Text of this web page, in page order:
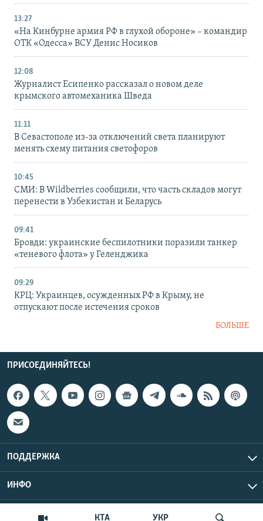
КТА УКР
13:27
«На Кинбурне армия РФ в глухой обороне» – командир
ОТК «Одесса» ВСУ Денис Носиков
12:08
Журналист Есипенко рассказал о новом деле
крымского автомеханика Шведа
11:11
В Севастополе из-за отключений света планируют
менять схему питания светофоров
10:45
СМИ: В Wildberries сообщили, что часть складов могут
перенести в Узбекистан и Беларусь
09:41
Бровди: украинские беспилотники поразили танкер
«теневого флота» у Геленджика
09:29
КРЦ: Украинцев, осужденных РФ в Крыму, не
отпускают после истечения сроков
БОЛЬШЕ
ПРИСОЕДИНЯЙТЕСЬ!
ПОДДЕРЖКА
ИНФО
Copyright Крым.Реалии, 2026 | Все права защищены.
UTC+3